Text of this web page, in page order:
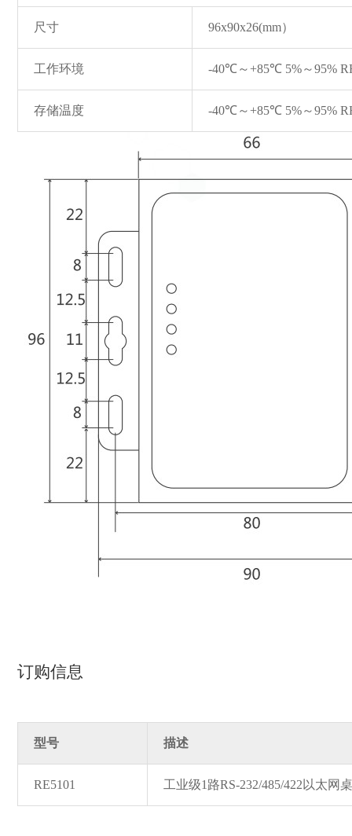
尺寸 96x90x26(mm）
工作环境 -40℃～+85℃ 5%～95%
存储温度 -40℃～+85℃ 5%～95%
订购信息
型号 描述
RE5101 工业级1路RS-232/485/422以太网